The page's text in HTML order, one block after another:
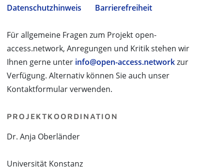
Datenschutzhinweis
Barrierefreiheit
Für allgemeine Fragen zum Projekt open-
access.network, Anregungen und Kritik stehen wir
Ihnen gerne unter info@open-access.networkzur
Verfügung. Alternativ können Sie auch unser
Kontaktformular verwenden.
PROJEKTKOORDINATION
Dr. Anja Oberländer
Universität Konstanz